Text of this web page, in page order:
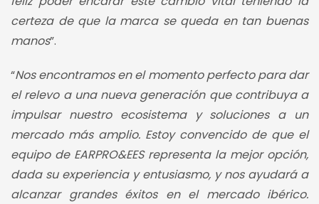
certeza de que la marca se queda en tan buenas
manos”.
“Nos encontramos en el momento perfecto para dar
el relevo a una nueva generación que contribuya a
impulsar nuestro ecosistema y soluciones a un
mercado más amplio. Estoy convencido de que el
equipo de EARPRO&EES representa la mejor opción,
dada su experiencia y entusiasmo, y nos ayudará a
alcanzar grandes éxitos en el mercado ibérico.